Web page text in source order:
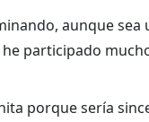
aunque
participado
porque sería